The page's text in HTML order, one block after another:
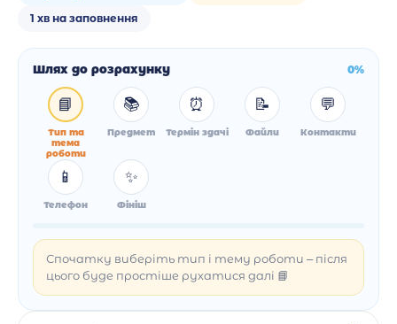
1 хв на заповнення
Шлях до розрахунку 0%
📘
Тип та
тема
роботи
📚
Предмет
⏰
Термін здачі
📝
Файли
💬
Контакти
📱
Телефон
✨
Фініш
Спочатку виберіть тип і тему роботи – після
цього буде простіше рухатися далі 📘